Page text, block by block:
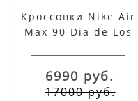
Кроссовки Nike Air
Max 90 Dia de Los
6990 руб.
17000 руб.